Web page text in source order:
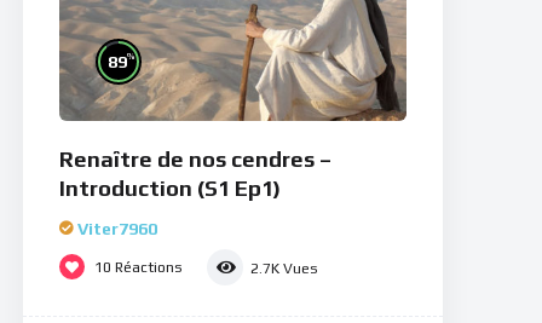
89%
Renaître de nos cendres –
Introduction (S1 Ep1)
Viter7960
10 Réactions 2.7K Vues